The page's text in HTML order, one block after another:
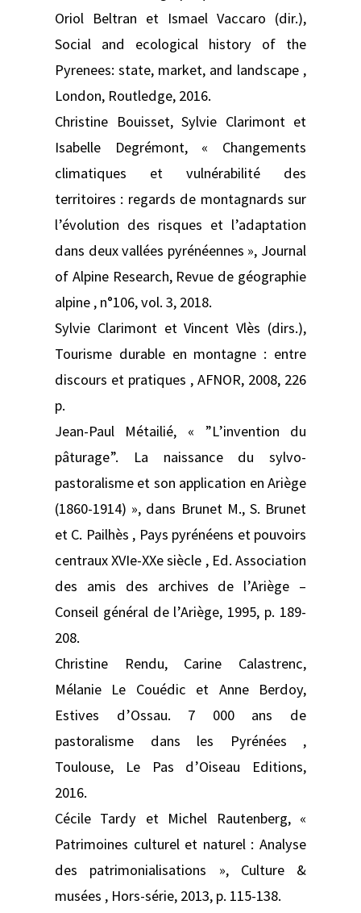
Oriol Beltran et Ismael Vaccaro (dir.),
Social and ecological history of the
Pyrenees: state, market, and landscape ,
London, Routledge, 2016.
Christine Bouisset, Sylvie Clarimont et
Isabelle Degrémont, « Changements
climatiques et vulnérabilité des
territoires : regards de montagnards sur
l’évolution des risques et l’adaptation
dans deux vallées pyrénéennes », Journal
of Alpine Research, Revue de géographie
alpine , n°106, vol. 3, 2018.
Sylvie Clarimont et Vincent Vlès (dirs.),
Tourisme durable en montagne : entre
discours et pratiques , AFNOR, 2008, 226
p.
Jean-Paul Métailié, « ”L’invention du
pâturage”. La naissance du sylvo-
pastoralisme et son application en Ariège
(1860-1914) », dans Brunet M., S. Brunet
et C. Pailhès , Pays pyrénéens et pouvoirs
centraux XVIe-XXe siècle , Ed. Association
des amis des archives de l’Ariège –
Conseil général de l’Ariège, 1995, p. 189-
208.
Christine Rendu, Carine Calastrenc,
Mélanie Le Couédic et Anne Berdoy,
Estives d’Ossau. 7 000 ans de
pastoralisme dans les Pyrénées ,
Toulouse, Le Pas d’Oiseau Editions,
2016.
Cécile Tardy et Michel Rautenberg, «
Patrimoines culturel et naturel : Analyse
des patrimonialisations », Culture &
musées , Hors-série, 2013, p. 115‑138.